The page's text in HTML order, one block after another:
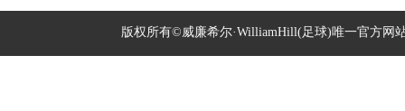
版权所有©威廉希尔·WilliamHill(足球)唯一官